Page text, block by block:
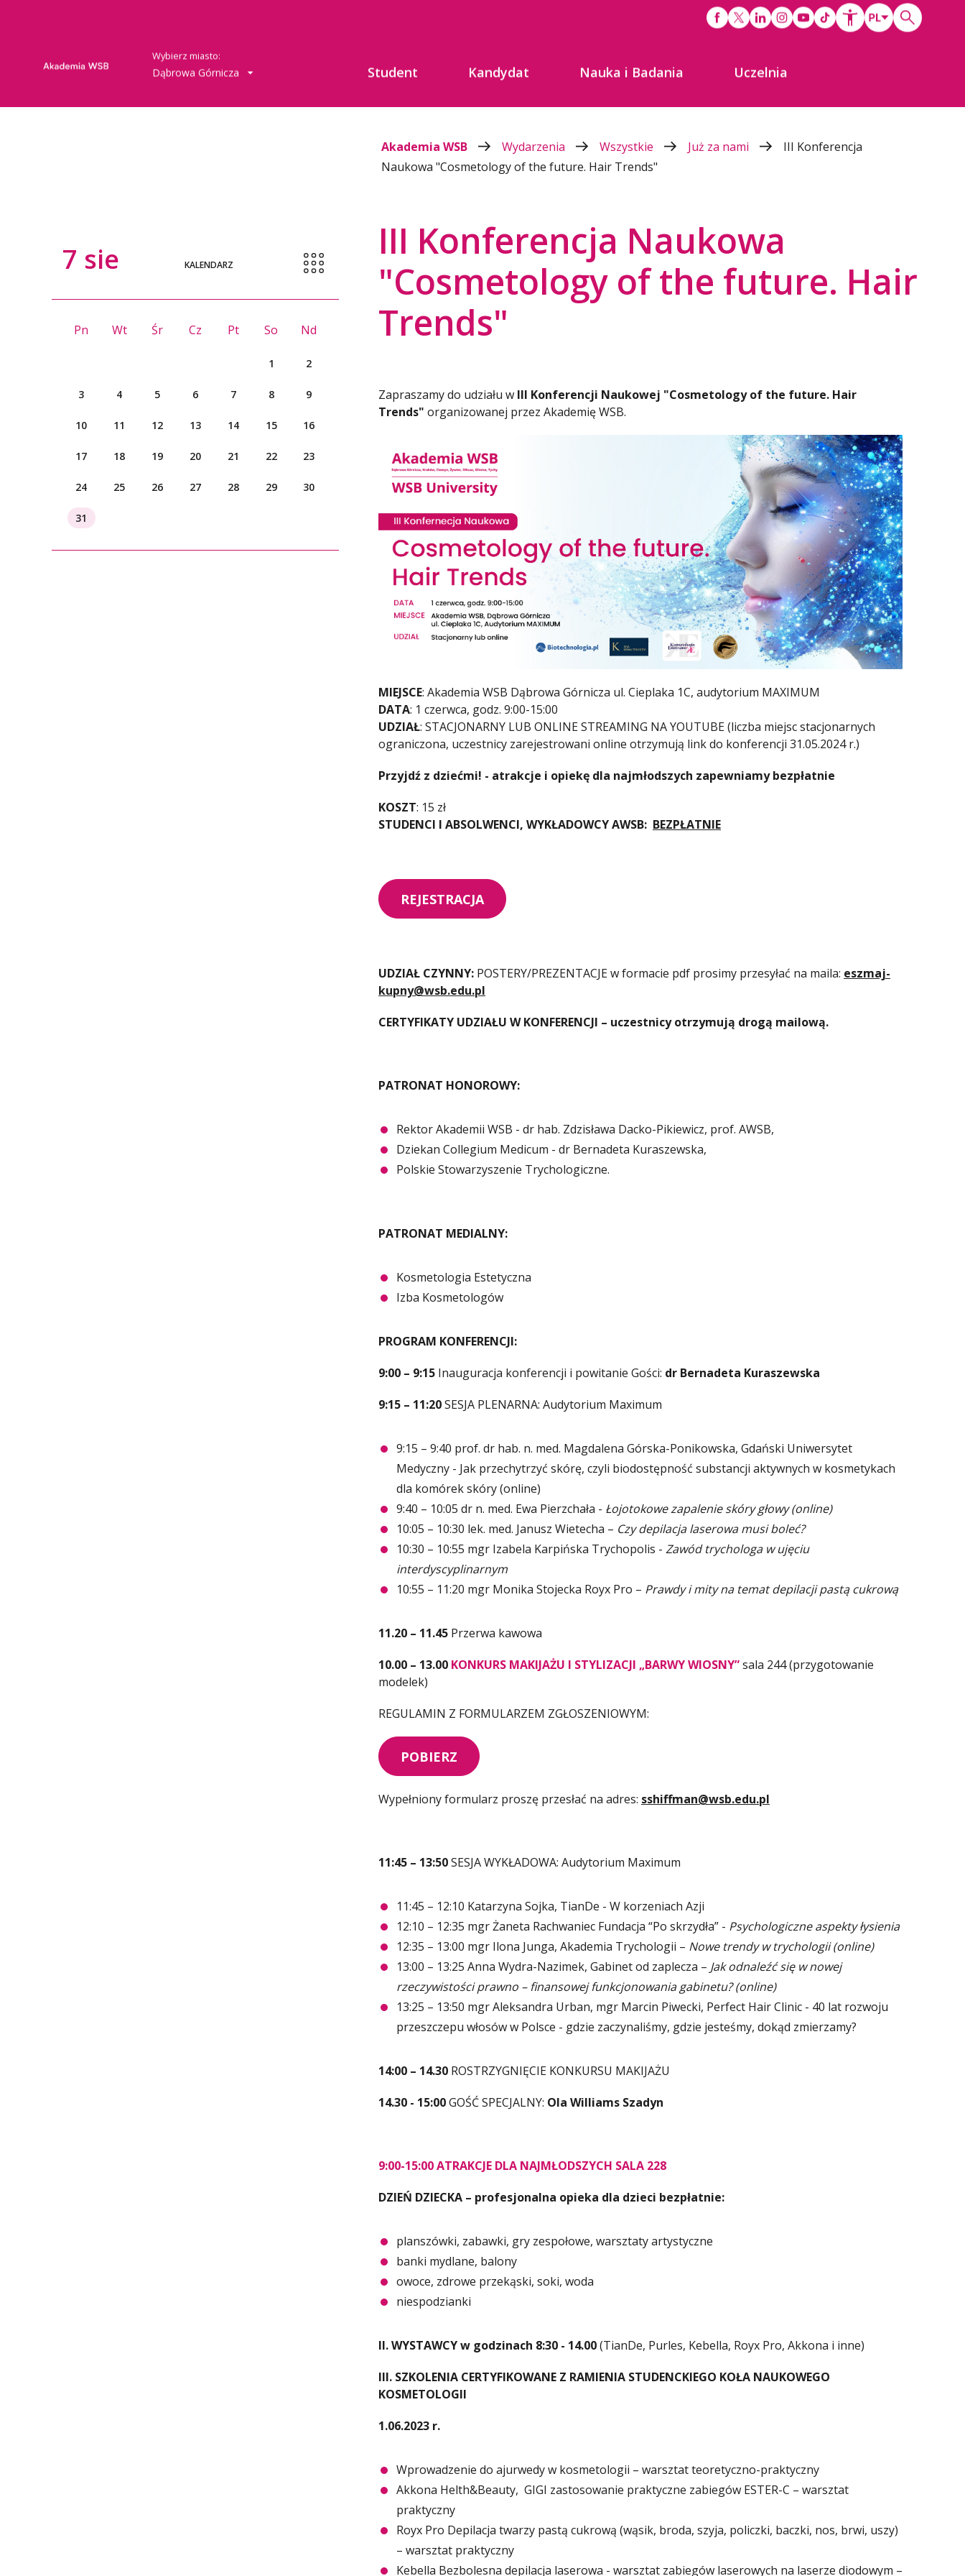
Wybierz miasto:
Dąbrowa Górnicza Student Kandydat Nauka i Badania Uczelnia
Akademia WSB Wydarzenia Wszystkie Już za nami
III Konferencja
Naukowa "Cosmetology of the future. Hair Trends"
7 sie KALENDARZ
Pn Wt Śr Cz Pt So Nd
1 2
3 4 5 6 7 8 9
10 11 12 13 14 15 16
17 18 19 20 21 22 23
24 25 26 27 28 29 30
31
III Konferencja Naukowa
"Cosmetology of the future. Hair
Trends"
Zapraszamy do udziału w III Konferencji Naukowej "Cosmetology of the future. Hair
Trends" organizowanej przez Akademię WSB.
MIEJSCE: Akademia WSB Dąbrowa Górnicza ul. Cieplaka 1C, audytorium MAXIMUM
DATA: 1 czerwca, godz. 9:00-15:00
UDZIAŁ: STACJONARNY LUB ONLINE STREAMING NA YOUTUBE (liczba miejsc stacjonarnych
ograniczona, uczestnicy zarejestrowani online otrzymują link do konferencji 31.05.2024 r.)
Przyjdź z dziećmi! - atrakcje i opiekę dla najmłodszych zapewniamy bezpłatnie
KOSZT: 15 zł
STUDENCI I ABSOLWENCI, WYKŁADOWCY AWSB: BEZPŁATNIE
REJESTRACJA
UDZIAŁ CZYNNY: POSTERY/PREZENTACJE w formacie pdf prosimy przesyłać na maila: eszmaj-
kupny@wsb.edu.pl
CERTYFIKATY UDZIAŁU W KONFERENCJI – uczestnicy otrzymują drogą mailową.
PATRONAT HONOROWY:
Rektor Akademii WSB - dr hab. Zdzisława Dacko-Pikiewicz, prof. AWSB,
Dziekan Collegium Medicum - dr Bernadeta Kuraszewska,
Polskie Stowarzyszenie Trychologiczne.
PATRONAT MEDIALNY:
Kosmetologia Estetyczna
Izba Kosmetologów
PROGRAM KONFERENCJI:
9:00 – 9:15 Inauguracja konferencji i powitanie Gości: dr Bernadeta Kuraszewska
9:15 – 11:20SESJA PLENARNA: Audytorium Maximum
9:15 – 9:40 prof. dr hab. n. med. Magdalena Górska-Ponikowska, Gdański Uniwersytet
Medyczny - Jak przechytrzyć skórę, czyli biodostępność substancji aktywnych w kosmetykach
dla komórek skóry (online)
9:40 – 10:05 dr n. med. Ewa Pierzchała - Łojotokowe zapalenie skóry głowy (online)
10:05 – 10:30 lek. med. Janusz Wietecha – Czy depilacja laserowa musi boleć?
10:30 – 10:55 mgr Izabela Karpińska Trychopolis - Zawód trychologa w ujęciu
interdyscyplinarnym
10:55 – 11:20 mgr Monika Stojecka Royx Pro – Prawdy i mity na temat depilacji pastą cukrową
11.20 – 11.45 Przerwa kawowa
10.00 – 13.00 KONKURS MAKIJAŻU I STYLIZACJI „BARWY WIOSNY”sala 244 (przygotowanie
modelek)
REGULAMIN Z FORMULARZEM ZGŁOSZENIOWYM:
POBIERZ
Wypełniony formularz proszę przesłać na adres: sshiffman@wsb.edu.pl
11:45 – 13:50SESJA WYKŁADOWA: Audytorium Maximum
11:45 – 12:10 Katarzyna Sojka, TianDe - W korzeniach Azji
12:10 – 12:35 mgr Żaneta Rachwaniec Fundacja “Po skrzydła” - Psychologiczne aspekty łysienia
12:35 – 13:00 mgr Ilona Junga, Akademia Trychologii – Nowe trendy w trychologii (online)
13:00 – 13:25 Anna Wydra-Nazimek, Gabinet od zaplecza – Jak odnaleźć się w nowej
rzeczywistości prawno – finansowej funkcjonowania gabinetu? (online)
13:25 – 13:50 mgr Aleksandra Urban, mgr Marcin Piwecki, Perfect Hair Clinic - 40 lat rozwoju
przeszczepu włosów w Polsce - gdzie zaczynaliśmy, gdzie jesteśmy, dokąd zmierzamy?
14:00 – 14.30 ROSTRZYGNIĘCIE KONKURSU MAKIJAŻU
14.30 - 15:00GOŚĆ SPECJALNY: Ola Williams Szadyn
9:00-15:00 ATRAKCJE DLA NAJMŁODSZYCH SALA 228
DZIEŃ DZIECKA – profesjonalna opieka dla dzieci bezpłatnie:
planszówki, zabawki, gry zespołowe, warsztaty artystyczne
banki mydlane, balony
owoce, zdrowe przekąski, soki, woda
niespodzianki
II. WYSTAWCY w godzinach 8:30 - 14.00(TianDe, Purles, Kebella, Royx Pro, Akkona i inne)
III. SZKOLENIA CERTYFIKOWANE Z RAMIENIA STUDENCKIEGO KOŁA NAUKOWEGO
KOSMETOLOGII
1.06.2023 r.
Wprowadzenie do ajurwedy w kosmetologii – warsztat teoretyczno-praktyczny
Akkona Helth&Beauty, GIGI zastosowanie praktyczne zabiegów ESTER-C – warsztat
praktyczny
Royx Pro Depilacja twarzy pastą cukrową (wąsik, broda, szyja, policzki, baczki, nos, brwi, uszy)
– warsztat praktyczny
Kebella Bezbolesna depilacja laserowa - warsztat zabiegów laserowych na laserze diodowym –